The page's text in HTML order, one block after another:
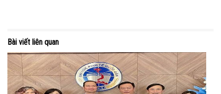
Bài viết liên quan